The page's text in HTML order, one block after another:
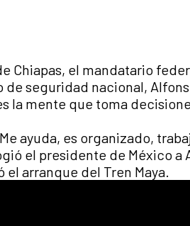
Chiapas, el mandatario
seguridad nacional,
la mente que toma
ayuda, es organizado,
el presidente de México a
arranque del Tren Maya.